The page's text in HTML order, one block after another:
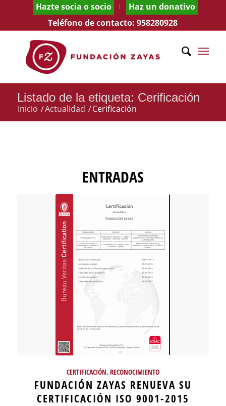
Hazte socia o socio
Haz un donativo
Teléfono de contacto:958280928
Listado de la etiqueta: Cerificación
Inicio /Actualidad /Cerificación
ENTRADAS
CERTIFICACIÓN, RECONOCIMIENTO
FUNDACIÓN ZAYAS RENUEVA SU
CERTIFICACIÓN ISO 9001-2015